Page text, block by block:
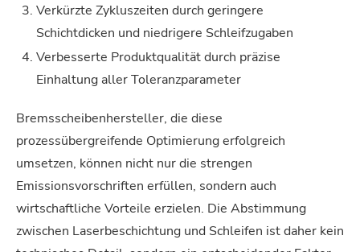
Verkürzte Zykluszeiten durch geringere
Schichtdicken und niedrigere Schleifzugaben
Verbesserte Produktqualität durch präzise
Einhaltung aller Toleranzparameter
Bremsscheibenhersteller, die diese
prozessübergreifende Optimierung erfolgreich
umsetzen, können nicht nur die strengen
Emissionsvorschriften erfüllen, sondern auch
wirtschaftliche Vorteile erzielen. Die Abstimmung
zwischen Laserbeschichtung und Schleifen ist daher kein